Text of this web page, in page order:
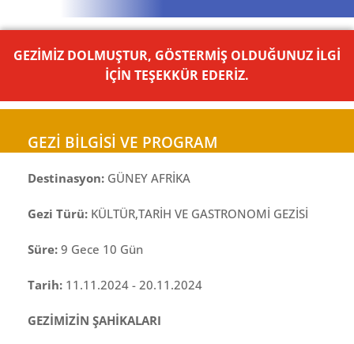
GEZİMİZ DOLMUŞTUR, GÖSTERMİŞ OLDUĞUNUZ İLGİ
İÇİN TEŞEKKÜR EDERİZ.
GEZİ BİLGİSİ VE PROGRAM
Destinasyon: GÜNEY AFRİKA
Gezi Türü: KÜLTÜR,TARİH VE GASTRONOMİ GEZİSİ
Süre: 9 Gece 10 Gün
Tarih: 11.11.2024 - 20.11.2024
GEZİMİZİN ŞAHİKALARI